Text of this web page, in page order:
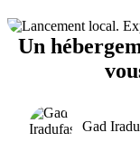
Un
Gad